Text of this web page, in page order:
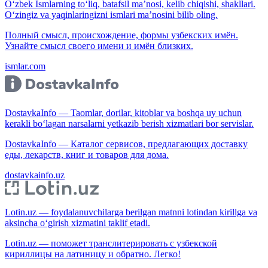
O‘zbek Ismlarning to‘liq, batafsil ma’nosi, kelib chiqishi, shakllari.
O‘zingiz va yaqinlaringizni ismlari ma’nosini bilib oling.
Полный смысл, происхождение, формы узбекских имён.
Узнайте смысл своего имени и имён близких.
ismlar.com
DostavkaInfo — Taomlar, dorilar, kitoblar va boshqa uy uchun
kerakli bo‘lagan narsalarni yetkazib berish xizmatlari bor servislar.
DostavkaInfo — Каталог сервисов, предлагающих доставку
еды, лекарств, книг и товаров для дома.
dostavkainfo.uz
Lotin.uz — foydalanuvchilarga berilgan matnni lotindan kirillga va
aksincha o‘girish xizmatini taklif etadi.
Lotin.uz — поможет транслитерировать с узбекской
кириллицы на латиницу и обратно. Легко!